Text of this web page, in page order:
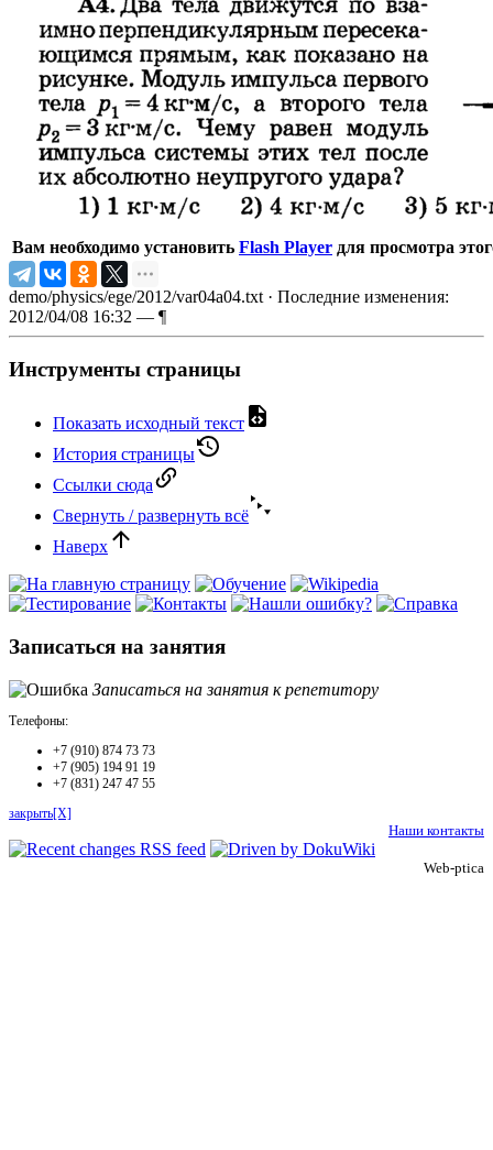
Вам необходимо установить Flash Player для просмотра
demo/physics/ege/2012/var04a04.txt · Последние изменения:
2012/04/08 16:32 — ¶
Инструменты страницы
Показать исходный текст
История страницы
Ссылки сюда
Свернуть / развернуть всё
Наверх
Записаться на занятия
Записаться на занятия к репетитору
Телефоны:
+7 (910) 874 73 73
+7 (905) 194 91 19
+7 (831) 247 47 55
закрыть[X]
Наши контакты
Web-ptica